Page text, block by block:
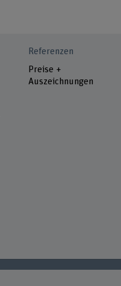
Referenzen
Preise +
Auszeichnungen